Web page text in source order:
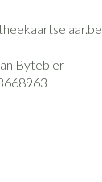
Bytebier